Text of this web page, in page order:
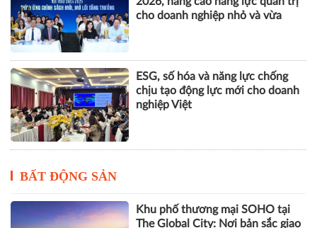
dưới góc độ khoa học tổ chức và
quản trị học
Khai giảng Chương trình CEO
2026, nâng cao năng lực quản trị
cho doanh nghiệp nhỏ và vừa
nghiệp Việt